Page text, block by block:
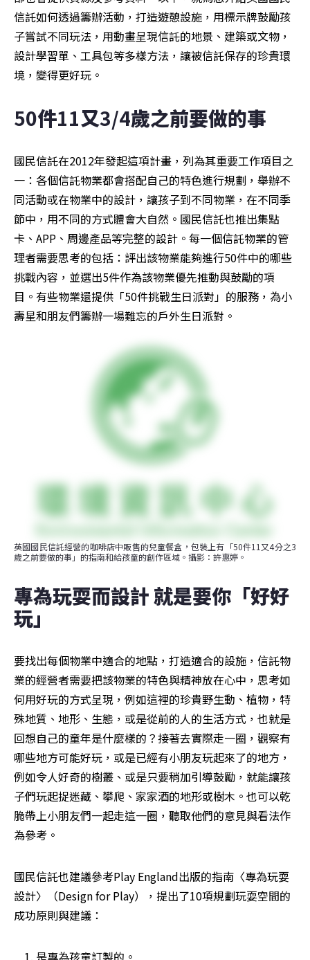
信託如何透過籌辦活動，打造遊憩設施，用標示牌鼓勵孩
子嘗試不同玩法，用動畫呈現信託的地景、建築或文物，
設計學習單、工具包等多樣方法，讓被信託保存的珍貴環
境，變得更好玩。
50件11又3/4歲之前要做的事
國民信託在2012年發起這項計畫，列為其重要工作項目之
一：各個信託物業都會搭配自己的特色進行規劃，舉辦不
同活動或在物業中的設計，讓孩子到不同物業，在不同季
節中，用不同的方式體會大自然。國民信託也推出集點
卡、APP、周邊產品等完整的設計。每一個信託物業的管
理者需要思考的包括：評出該物業能夠進行50件中的哪些
挑戰內容，並選出5件作為該物業優先推動與鼓勵的項
目。有些物業還提供「50件挑戰生日派對」的服務，為小
壽星和朋友們籌辦一場難忘的戶外生日派對。
英國國民信託經營的咖啡店中販售的兒童餐盒，包裝上有「50件11又4分之3
歲之前要做的事」的指南和給孩童的創作區域。攝影：許惠婷。
專為玩耍而設計 就是要你「好好
玩」
要找出每個物業中適合的地點，打造適合的設施，信託物
業的經營者需要把該物業的特色與精神放在心中，思考如
何用好玩的方式呈現，例如這裡的珍貴野生動、植物，特
殊地質、地形、生態，或是從前的人的生活方式，也就是
回想自己的童年是什麼樣的？接著去實際走一圈，觀察有
哪些地方可能好玩，或是已經有小朋友玩起來了的地方，
例如令人好奇的樹叢、或是只要稍加引導鼓勵，就能讓孩
子們玩起捉迷藏、攀爬、家家酒的地形或樹木。也可以乾
脆帶上小朋友們一起走這一圈，聽取他們的意見與看法作
為參考。
國民信託也建議參考Play England出版的指南〈專為玩耍
設計〉（Design for Play），提出了10項規劃玩耍空間的
成功原則與建議：